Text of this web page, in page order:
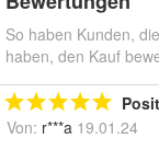
So haben Kunden,
haben, den Kauf
Von: r***a 19.01.24